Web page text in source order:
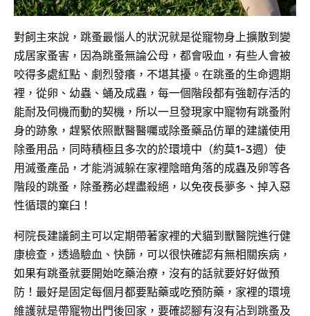
對飼主來說，跳蚤最惱人的狀況就是從寵物身上擴散到變
成居家蚤害，因為跳蚤無論公母，都會吸血，有些人會被
咬得多處紅點、劇烈發癢，不堪其擾。在跳蚤的生命週期
裡，從卵、幼蟲、蛹及成蟲，每一個階段都有強韌存活的
能耐及伺機而動的契機，所以一旦發現家中寵物有跳蚤附
身的跡象，趕緊依照獸醫醫囑或除蚤藥品仿單的建議使用
除蚤用品，同時積極且多次的於環境中（約莫1-3週）使
用滅蚤產品，才能消滅躲在家裡陰暗角落的成蟲及卵等各
階段的跳蚤，除蚤務必趕盡殺絕，以免夜長夢多、掉入惡
性循環的窠臼！
柯院長建議飼主可以定期帶著家裡的犬貓到獸醫院進行健
康檢查，透過驗血、快篩，可以很快確認有無相關疾病，
如果有跳蚤就要開始吃藥治療，沒有的話就要好好做預
防！最好是固定每個月都要點藥或吃預防藥，家裡的環境
維護就是帶寵物出門後回家，要確認腳有沒有沾到跳蚤及